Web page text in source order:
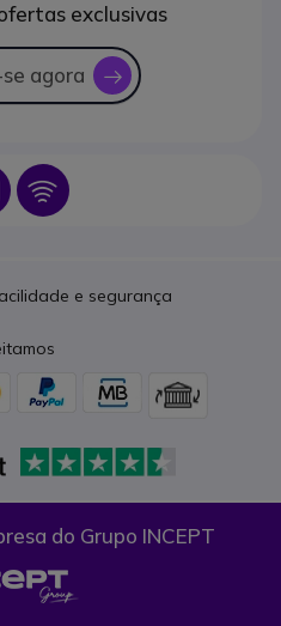
exclusivas
agora icon
Icon
e segurança
do Grupo INCEPT